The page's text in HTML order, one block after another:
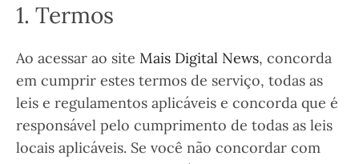
1. Termos
Ao acessar ao site Mais Digital News, concorda
em cumprir estes termos de serviço, todas as
leis e regulamentos aplicáveis ​​e concorda que é
responsável pelo cumprimento de todas as leis
locais aplicáveis. Se você não concordar com